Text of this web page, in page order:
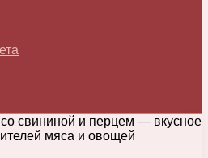
свининой и перцем — вкусное
мяса и овощей